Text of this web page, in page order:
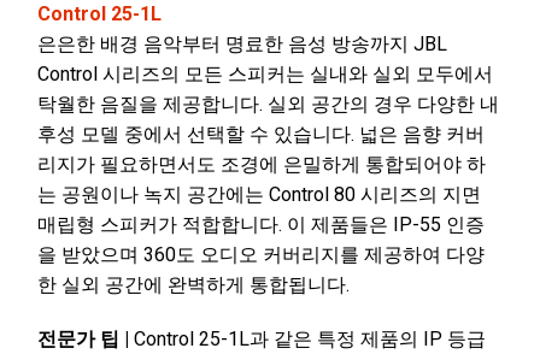
Control 25-1L
은은한 배경 음악부터 명료한 음성 방송까지 JBL
Control 시리즈의 모든 스피커는 실내와 실외 모두에서
탁월한 음질을 제공합니다. 실외 공간의 경우 다양한 내
후성 모델 중에서 선택할 수 있습니다. 넓은 음향 커버
리지가 필요하면서도 조경에 은밀하게 통합되어야 하
는 공원이나 녹지 공간에는 Control 80 시리즈의 지면
매립형 스피커가 적합합니다. 이 제품들은 IP-55 인증
을 받았으며 360도 오디오 커버리지를 제공하여 다양
한 실외 공간에 완벽하게 통합됩니다.
전문가 팁 | Control 25-1L과 같은 특정 제품의 IP 등급